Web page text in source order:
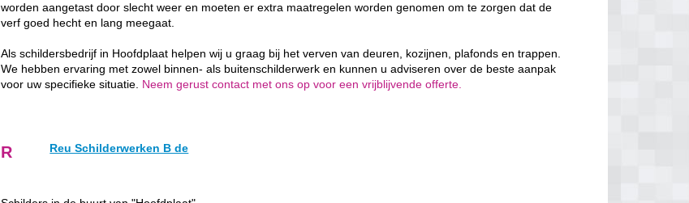
worden aangetast door slecht weer en moeten er extra maatregelen worden genomen om te zorgen dat de
verf goed hecht en lang meegaat.
Als schildersbedrijf in Hoofdplaat helpen wij u graag bij het verven van deuren, kozijnen, plafonds en trappen.
We hebben ervaring met zowel binnen- als buitenschilderwerk en kunnen u adviseren over de beste aanpak
voor uw specifieke situatie. Neem gerust contact met ons op voor een vrijblijvende offerte.
R Reu Schilderwerken B de